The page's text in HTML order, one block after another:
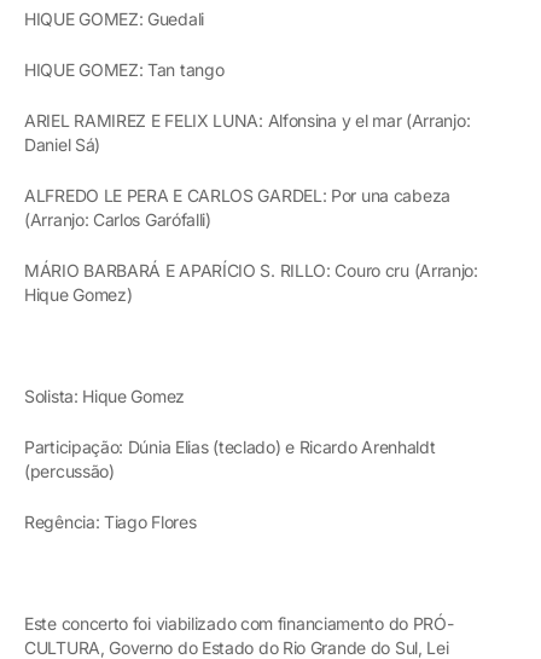
HIQUE GOMEZ: Guedali
HIQUE GOMEZ: Tan tango
ARIEL RAMIREZ E FELIX LUNA: Alfonsina y el mar (Arranjo:
Daniel Sá)
ALFREDO LE PERA E CARLOS GARDEL: Por una cabeza
(Arranjo: Carlos Garófalli)
MÁRIO BARBARÁ E APARÍCIO S. RILLO: Couro cru (Arranjo:
Hique Gomez)
Solista: Hique Gomez
Participação: Dúnia Elias (teclado) e Ricardo Arenhaldt
(percussão)
Regência: Tiago Flores
Este concerto foi viabilizado com financiamento do PRÓ-
CULTURA, Governo do Estado do Rio Grande do Sul, Lei